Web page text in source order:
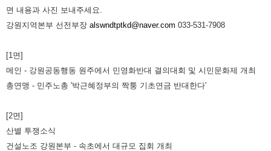
면 내용과 사진 보내주세요.
강원지역본부 선전부장 alswndtptkd@naver.com 033-531-7908
[1면]
메인 - 강원공동행동 원주에서 민영화반대 결의대회 및 시민문화제 개최
총연맹 - 민주노총 '박근혜정부의 짝퉁 기초연금 반대한다'
[2면]
산별 투쟁소식
건설노조 강원본부 - 속초에서 대규모 집회 개최